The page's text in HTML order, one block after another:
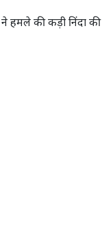
हमले की कड़ी निंदा